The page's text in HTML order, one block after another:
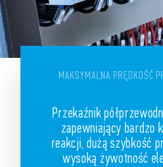
MAKSYMALNA PRĘDKOŚĆ
Przekaźnik
zapewniający bardzo
reakcji, dużą szybkość
wysoką żywotność